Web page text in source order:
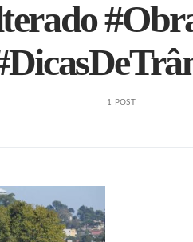
1 POST